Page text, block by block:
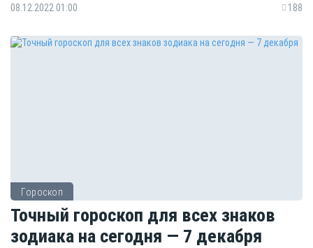
08.12.2022 01:00 188
Гороскоп
Точный гороскоп для всех знаков
зодиака на сегодня — 7 декабря